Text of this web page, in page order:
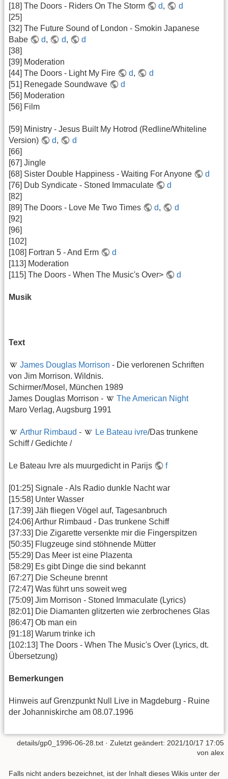
[18] The Doors - Riders On The Storm
d,
d
[25]
[32] The Future Sound of London - Smokin Japanese
Babe
d, d,
d
[38]
[39] Moderation
[44] The Doors - Light My Fire
d,
d
[51] Renegade Soundwave
d
[56] Moderation
[56] Film
[59] Ministry - Jesus Built My Hotrod (Redline/Whiteline
Version)
d,
d
[66]
[67] Jingle
[68] Sister Double Happiness - Waiting For Anyone
d
[76] Dub Syndicate - Stoned Immaculate
d
[82]
[89] The Doors - Love Me Two Times
d,
d
[92]
[96]
[102]
[108] Fortran 5 - And Erm
d
[113] Moderation
[115] The Doors - When The Music's Over>
d
Musik
Text
James Douglas Morrison - Die verlorenen Schriften
von Jim Morrison. Wildnis.
Schirmer/Mosel, München 1989
James Douglas Morrison -
The American Night
Maro Verlag, Augsburg 1991
Arthur Rimbaud - Le Bateau ivre/Das trunkene
Schiff / Gedichte /
Le Bateau Ivre als muurgedicht in Parijs f
[01:25] Signale - Als Radio dunkle Nacht war
[15:58] Unter Wasser
[17:39] Jäh fliegen Vögel auf, Tagesanbruch
[24:06] Arthur Rimbaud - Das trunkene Schiff
[37:33] Die Zigarette versenkte mir die Fingerspitzen
[50:35] Flugzeuge sind stöhnende Mütter
[55:29] Das Meer ist eine Plazenta
[58:29] Es gibt Dinge die sind bekannt
[67:27] Die Scheune brennt
[72:47] Was führt uns soweit weg
[75:09] Jim Morrison - Stoned Immaculate (Lyrics)
[82:01] Die Diamanten glitzerten wie zerbrochenes Glas
[86:47] Ob man ein
[91:18] Warum trinke ich
[102:13] The Doors - When The Music's Over (Lyrics, dt.
Übersetzung)
Bemerkungen
Hinweis auf Grenzpunkt Null Live in Magdeburg - Ruine
der Johanniskirche am 08.07.1996
details/gp0_1996-06-28.txt · Zuletzt geändert: 2021/10/17 17:05
von alex
Falls nicht anders bezeichnet, ist der Inhalt dieses Wikis unter der